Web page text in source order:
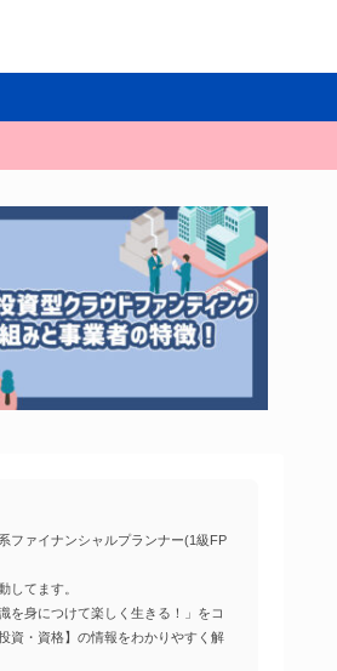
ファイナンシャルプランナー(1級FP
してます。
を身につけて楽しく生きる！」をコ
資・資格】の情報をわかりやすく解